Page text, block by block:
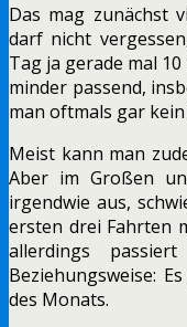
Das mag zunächst
darf nicht
Tag ja gerade mal
minder passend,
man oftmals gar
Meist kann man
Aber im Großen
irgendwie aus,
ersten drei Fahrten
allerdings
Beziehungsweise:
des Monats.